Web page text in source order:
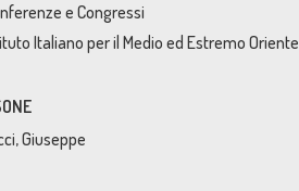
e Congressi
Italiano per il Medio ed Estremo Oriente
Giuseppe